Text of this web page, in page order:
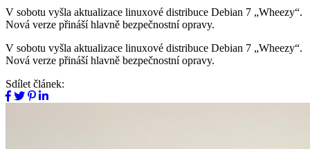
V sobotu vyšla aktualizace linuxové distribuce Debian 7 „Wheezy“.
Nová verze přináší hlavně bezpečnostní opravy.
V sobotu vyšla aktualizace linuxové distribuce Debian 7 „Wheezy“.
Nová verze přináší hlavně bezpečnostní opravy.
Sdílet článek: